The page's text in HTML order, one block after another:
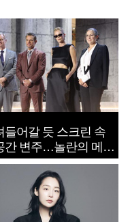
들어갈 듯 스크린 속
간 변주…놀란의 메시
‘전쟁 속죄’